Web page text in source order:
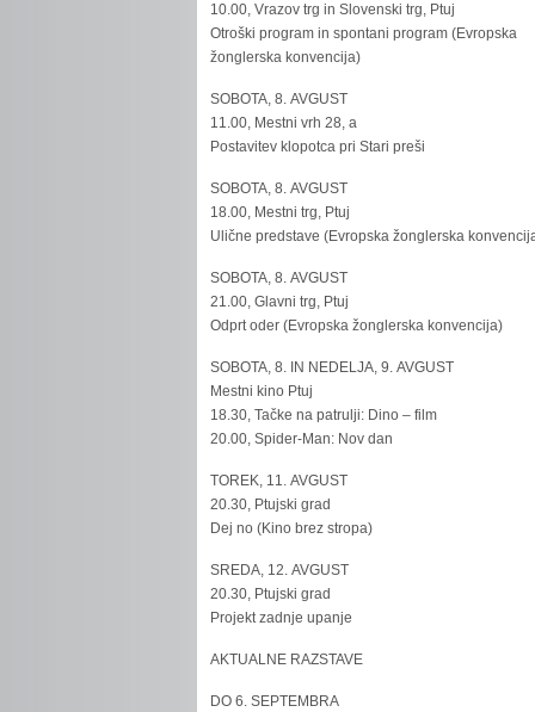
10.00, Vrazov trg in Slovenski trg, Ptuj
Otroški program in spontani program (Evropska
žonglerska konvencija)
SOBOTA, 8. AVGUST
11.00, Mestni vrh 28, a
Postavitev klopotca pri Stari preši
SOBOTA, 8. AVGUST
18.00, Mestni trg, Ptuj
Ulične predstave (Evropska žonglerska
SOBOTA, 8. AVGUST
21.00, Glavni trg, Ptuj
Odprt oder (Evropska žonglerska konvencija)
SOBOTA, 8. IN NEDELJA, 9. AVGUST
Mestni kino Ptuj
18.30, Tačke na patrulji: Dino – film
20.00, Spider-Man: Nov dan
TOREK, 11. AVGUST
20.30, Ptujski grad
Dej no (Kino brez stropa)
SREDA, 12. AVGUST
20.30, Ptujski grad
Projekt zadnje upanje
AKTUALNE RAZSTAVE
DO 6. SEPTEMBRA